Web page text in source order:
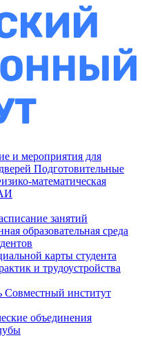
и мероприятия для
Подготовительные
математическая
занятий
образовательная среда
карты студента
и трудоустройства
Совместный институт
объединения